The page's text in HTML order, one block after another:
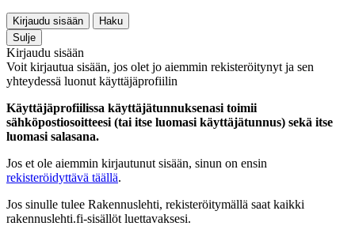
Kirjaudu sisään
Haku
Sulje
Kirjaudu sisään
Voit kirjautua sisään, jos olet jo aiemmin rekisteröitynyt ja sen
yhteydessä luonut käyttäjäprofiilin
Käyttäjäprofiilissa käyttäjätunnuksenasi toimii
sähköpostiosoitteesi (tai itse luomasi käyttäjätunnus) sekä itse
luomasi salasana.
Jos et ole aiemmin kirjautunut sisään, sinun on ensin
rekisteröidyttävä täällä.
Jos sinulle tulee Rakennuslehti, rekisteröitymällä saat kaikki
rakennuslehti.fi-sisällöt luettavaksesi.